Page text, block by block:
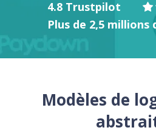
4.8 Trustpilot
Plus de 2,5
Modèles de